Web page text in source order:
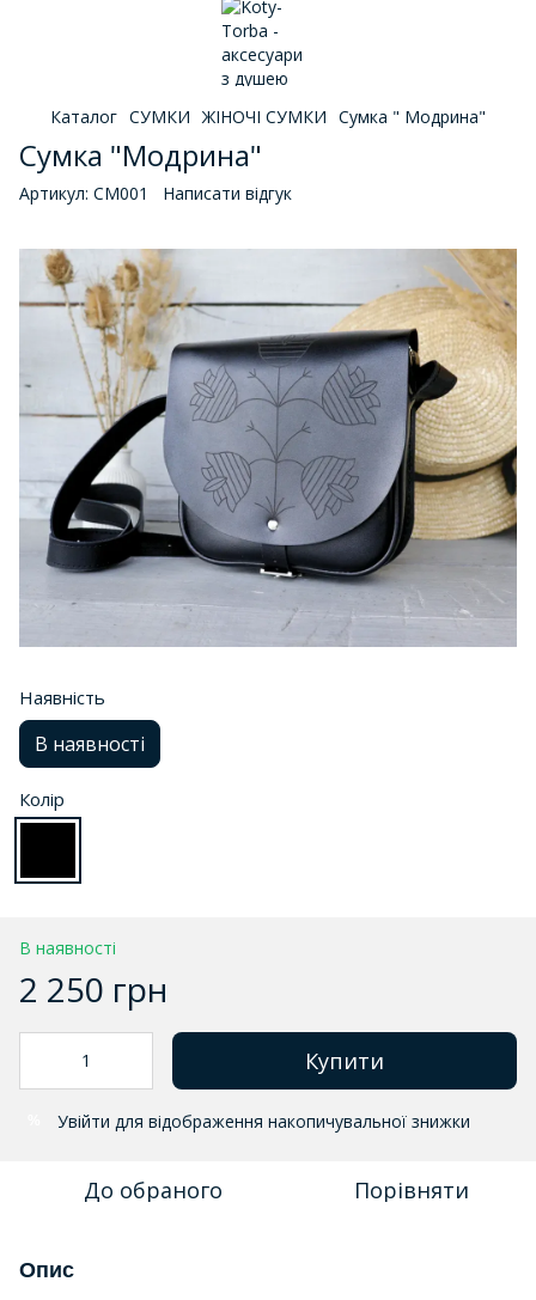
Каталог СУМКИ ЖІНОЧІ СУМКИ Сумка " Модрина"
Сумка "Модрина"
Артикул: СМ001 Написати відгук
Наявність
В наявності
Колір
В наявності
2 250 грн
Купити
Увійти для відображення накопичувальної знижки
До обраного Порівняти
Опис